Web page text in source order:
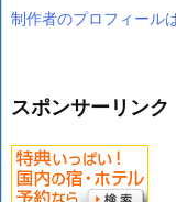
制作者のプロフィール
スポンサーリンク